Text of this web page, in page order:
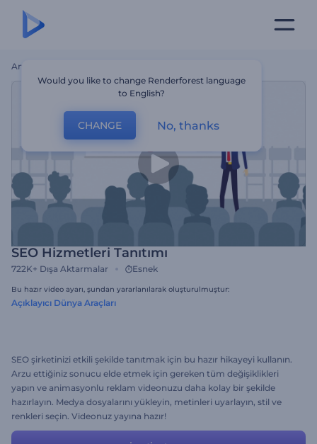
Ana Sayfa
SEO Hizmetleri Tanıtımı
722K+ Dışa Aktarmalar Esnek
Bu hazır video ayarı, şundan yararlanılarak oluşturulmuştur:
Açıklayıcı Dünya Araçları
SEO şirketinizi etkili şekilde tanıtmak için bu hazır hikayeyi kullanın.
Arzu ettiğiniz sonucu elde etmek için gereken tüm değişiklikleri
yapın ve animasyonlu reklam videonuzu daha kolay bir şekilde
hazırlayın. Medya dosyalarını yükleyin, metinleri uyarlayın, stil ve
renkleri seçin. Videonuz yayına hazır!
Would you like to change Renderforest language
to English?
CHANGE No, thanks